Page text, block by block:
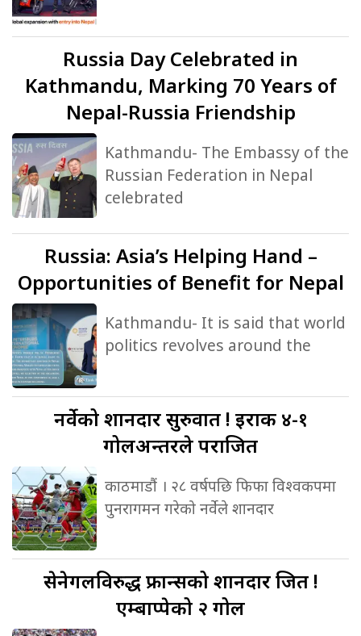
Russia Day Celebrated in
Kathmandu, Marking 70 Years of
Nepal-Russia Friendship
Kathmandu- The Embassy of the
Russian Federation in Nepal
celebrated
Russia: Asia’s Helping Hand –
Opportunities of Benefit for Nepal
Kathmandu- It is said that world
politics revolves around the
नर्वेकोशानदार सुरुवात ! इराक ४-१
गोलअन्तरले पराजित
काठमाडौं । २८ वर्षपछि फिफा विश्वकपमा
पुनरागमन गरेको नर्वेले शानदार
सेनेगलविरुद्धफ्रान्सको शानदार जित !
एम्बाप्पेको २ गोल